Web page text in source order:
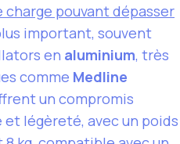
pouvant dépasser
important, souvent
en aluminium, très
comme Medline
un compromis
légèreté, avec un poids